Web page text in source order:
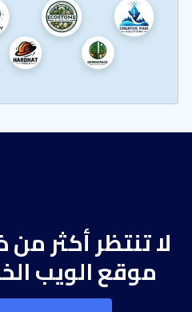
لا تنتظر أكثر
موقع الويب